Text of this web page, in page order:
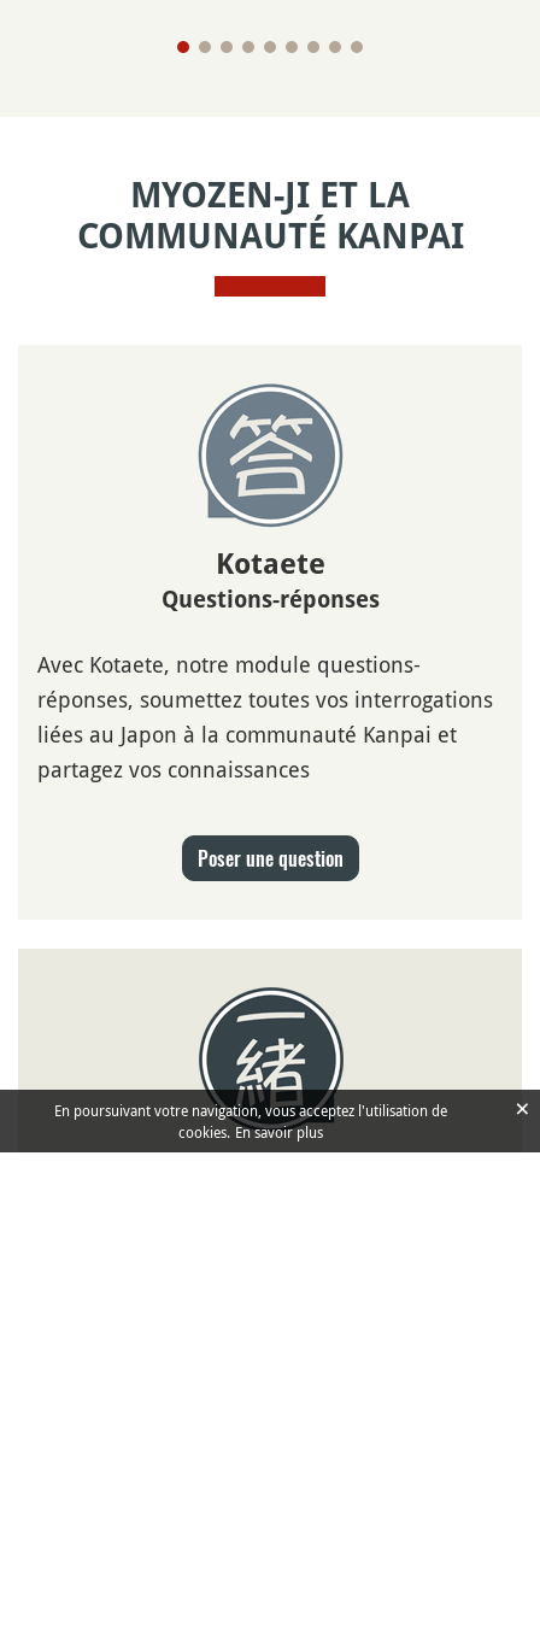
MYOZEN-JI ET LA
COMMUNAUTÉ KANPAI
Kotaete
Questions-réponses
Avec Kotaete, notre module questions-
réponses, soumettez toutes vos interrogations
liées au Japon à la communauté Kanpai et
partagez vos connaissances
Poser une question
En poursuivant votre navigation, vous acceptez l'utilisation de
cookies. En savoir plus
×